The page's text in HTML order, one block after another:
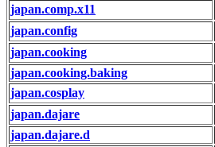
japan.comp.x11
japan.config
japan.cooking
japan.cooking.baking
japan.cosplay
japan.dajare
japan.dajare.d